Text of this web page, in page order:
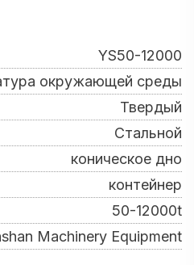
YS50-12000
окружающей среды
Твердый
Стальной
коническое дно
контейнер
50-12000t
Machinery Equipment